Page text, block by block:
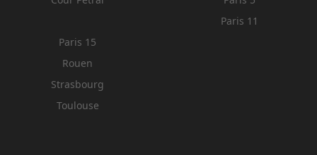
Paris 11
Paris 15
Rouen
Strasbourg
Toulouse